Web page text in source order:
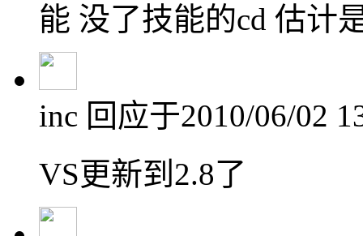
能 没了技能的cd 估计
inc 回应于2010/06/02
VS更新到2.8了